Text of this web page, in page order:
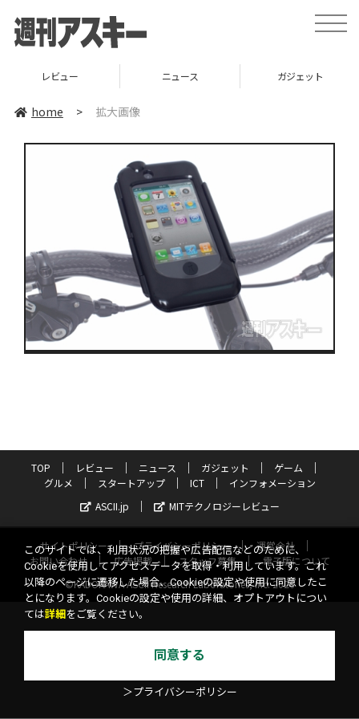
toggle
レビュー ニュース ガジェット
home > 拡大画像
TOP レビュー ニュース ガジェット
ゲーム
グルメ
スタートアップ ICT
インフォメーション
ASCII.jp
MITテクノロジーレビュー
サイトポリシー プライバシーポリシー
運営会社
お問い合わせ
広告掲載 スタッフ募集
電子版について
©KADOKAWA ASCII Research Laboratories, Inc. 2026
このサイトでは、利用状況の把握や広告配信などのために、
Cookieを使用してアクセスデータを取得・利用しています。これ
以降のページに遷移した場合、Cookieの設定や使用に同意したこ
とになります。Cookieの設定や使用の詳細、オプトアウトについ
ては詳細 をご覧ください。
同意する
＞プライバシーポリシー